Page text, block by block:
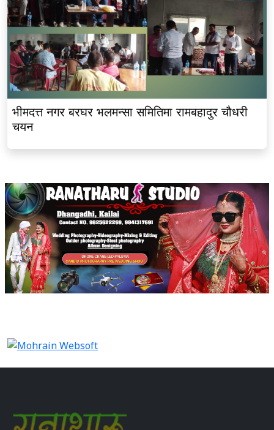
भीमदत्त नगर बरघर भलमन्सा समितिमा रामबहादुर चौधरी
चयन